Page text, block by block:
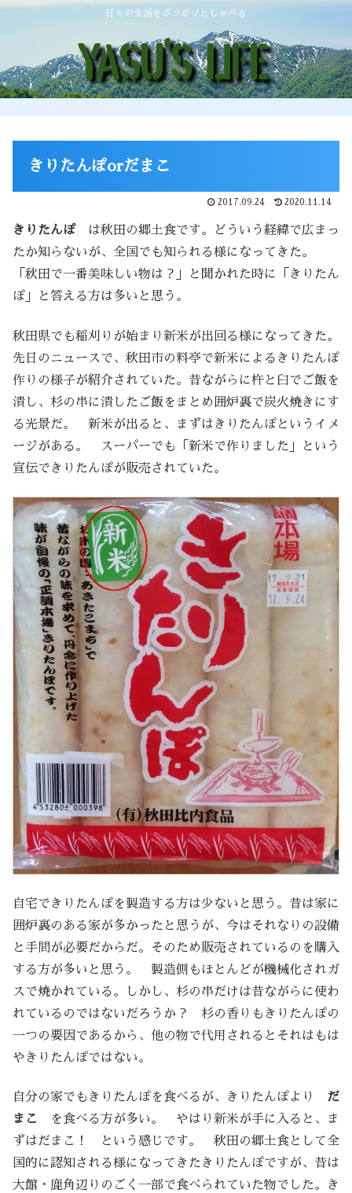
日々の生活をボソボソとしゃべる
きりたんぽorだまこ
2017.09.24 2020.11.14
きりたんぽ は秋田の郷土食です。どういう経緯で広まっ
たか知らないが、全国でも知られる様になってきた。
「秋田で一番美味しい物は？」と聞かれた時に「きりたん
ぽ」と答える方は多いと思う。
秋田県でも稲刈りが始まり新米が出回る様になってきた。
先日のニュースで、秋田市の料亭で新米によるきりたんぽ
作りの様子が紹介されていた。昔ながらに杵と臼でご飯を
潰し、杉の串に潰したご飯をまとめ囲炉裏で炭火焼きにす
る光景だ。 新米が出ると、まずはきりたんぽというイメ
ージがある。 スーパーでも「新米で作りました」という
宣伝できりたんぽが販売されていた。
自宅できりたんぽを製造する方は少ないと思う。昔は家に
囲炉裏のある家が多かったと思うが、今はそれなりの設備
と手間が必要だからだ。そのため販売されているのを購入
する方が多いと思う。 製造側もほとんどが機械化されガ
スで焼かれている。しかし、杉の串だけは昔ながらに使わ
れているのではないだろうか？ 杉の香りもきりたんぽの
一つの要因であるから、他の物で代用されるとそれはもは
やきりたんぽではない。
自分の家でもきりたんぽを食べるが、きりたんぽより
だ
まこ
を食べる方が多い。 やはり新米が手に入ると、ま
ずはだまこ！ という感じです。 秋田の郷土食として全
国的に認知される様になってきたきりたんぽですが、昔は
大館・鹿角辺りのごく一部で食べられていた物でした。き